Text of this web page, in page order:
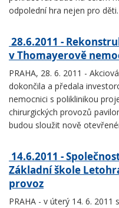
odpolední hra nejen pro děti.
28.6.2011 -
v Thomayerově
PRAHA, 28. 6. 2011 -
dokončila a předala
nemocnici s poliklinikou
chirurgických provozů
budou sloužit nově
14.6.2011 -
Základní škole
provoz
PRAHA - v úterý 14. 6.